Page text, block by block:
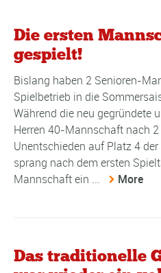
Die ersten
gespielt!
Bislang haben 2 Senioren-
Spielbetrieb in die
Während die neu gegründete
Herren 40-Mannschaft nach
Unentschieden auf Platz 4
sprang nach dem ersten
Mannschaft ein ...
More
Das traditionelle